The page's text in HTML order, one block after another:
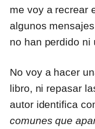
me voy a recrear
algunos
no han perdido ni
No voy a hacer
libro, ni repasar
autor identifica
comunes que